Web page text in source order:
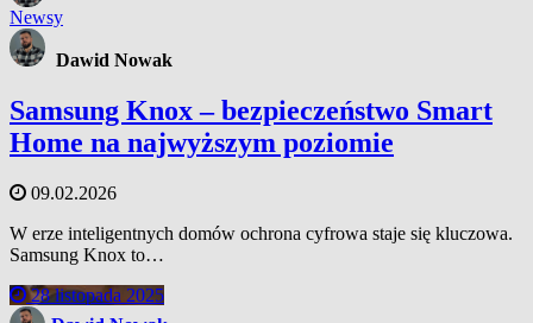
Newsy
Dawid Nowak
Samsung Knox – bezpieczeństwo Smart
Home na najwyższym poziomie
09.02.2026
W erze inteligentnych domów ochrona cyfrowa staje się kluczowa.
Samsung Knox to…
28 listopada 2025